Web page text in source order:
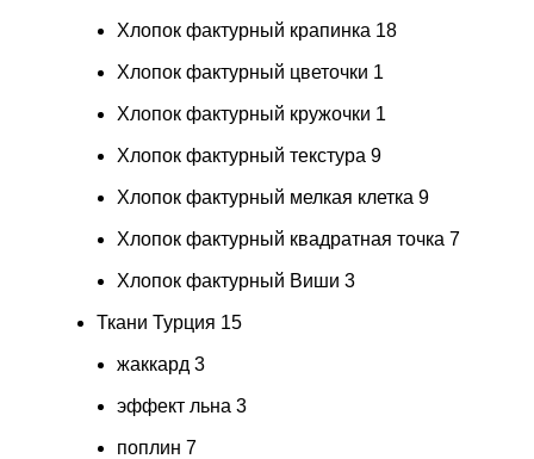
Хлопок фактурный крапинка 18
Хлопок фактурный цветочки 1
Хлопок фактурный кружочки 1
Хлопок фактурный текстура 9
Хлопок фактурный мелкая клетка 9
Хлопок фактурный квадратная точка 7
Хлопок фактурный Виши 3
Ткани Турция 15
жаккард 3
эффект льна 3
поплин 7